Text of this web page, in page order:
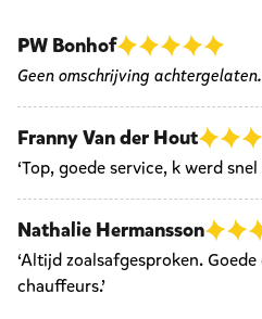
PW Bonhof
Geen omschrijving
Franny Van der Hout
‘Top, goede service, k werd
Nathalie Hermansson
‘Altijd zoalsafgesproken.
chauffeurs.’